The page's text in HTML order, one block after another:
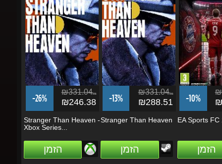
-26%
₪331.04ils
₪246.38
Stranger Than Heaven -
Xbox Series...
הזמן
-13%
₪331.04ils
₪288.51
Stranger Than Heaven
הזמן
-10%
EA Sports FC
הזמן